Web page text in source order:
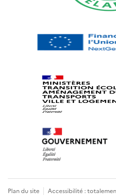
Plan du site Accessibilité :